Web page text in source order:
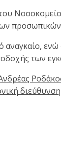
αναγκαίο, ενώ
των
διεύθυνση